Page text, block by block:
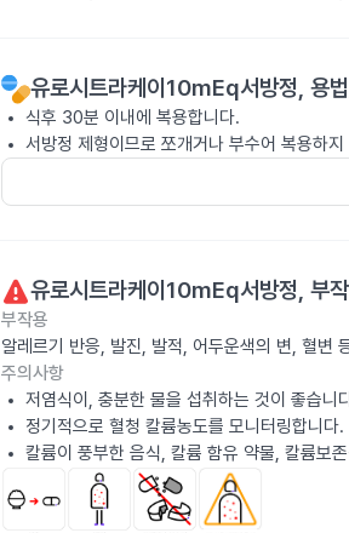
유로시트라케이10mEq서방정, 용
식후 30분 이내에 복용합니다.
서방정 제형이므로 쪼개거나 부수어 복용하지
유로시트라케이10mEq서방정, 부
부작용
알레르기 반응, 발진, 발적, 어두운색의 변, 혈변
주의사항
저염식이, 충분한 물을 섭취하는 것이 좋습니
정기적으로 혈청 칼륨농도를 모니터링합니다.
칼륨이 풍부한 음식, 칼륨 함유 약물, 칼륨보